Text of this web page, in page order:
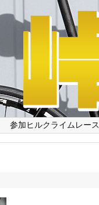
参加ヒルクライムレース